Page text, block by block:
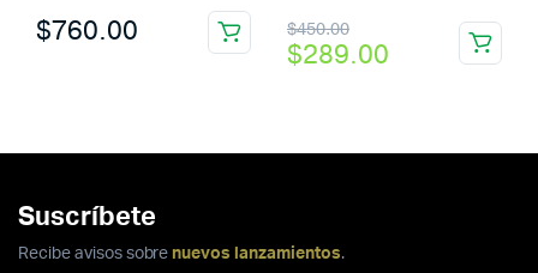
$760.00 $450.00
El
precio
era:
$289.00
El
precio
es:
Suscríbete
Recibe avisos sobre nuevos lanzamientos.